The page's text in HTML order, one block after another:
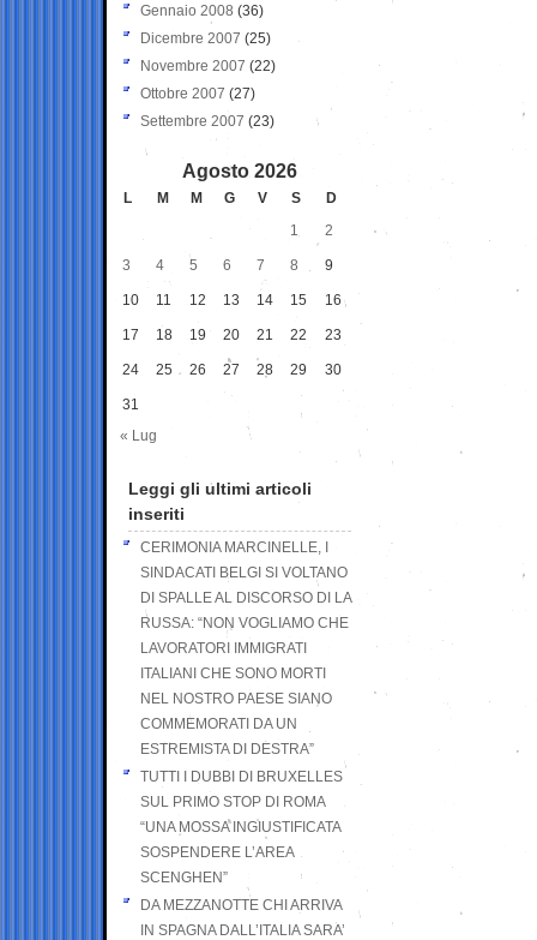
Gennaio 2008 (36)
Dicembre 2007 (25)
Novembre 2007 (22)
Ottobre 2007 (27)
Settembre 2007 (23)
Agosto 2026
L M M G V S
D
1
2
3 4 5 6 7 8 9
10 11 12 13 14 15 16
17 18 19 20 21 22 23
24 25 26 27 28 29 30
31
« Lug
Leggi gli ultimi articoli
inseriti
CERIMONIA MARCINELLE, I
SINDACATI BELGI SI VOLTANO
DI SPALLE AL DISCORSO DI LA
RUSSA: “NON VOGLIAMO CHE
LAVORATORI IMMIGRATI
ITALIANI CHE SONO MORTI
NEL NOSTRO PAESE SIANO
COMMEMORATI DA UN
ESTREMISTA DI DESTRA”
TUTTI I DUBBI DI BRUXELLES
SUL PRIMO STOP DI ROMA
“UNA MOSSA INGIUSTIFICATA
SOSPENDERE L’AREA
SCENGHEN”
DA MEZZANOTTE CHI ARRIVA
IN SPAGNA DALL’ITALIA SARA’